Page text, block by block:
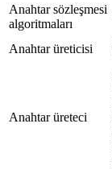
Anahtar sözleşmesi
algoritmaları
Anahtar üreticisi
Anahtar üreteci